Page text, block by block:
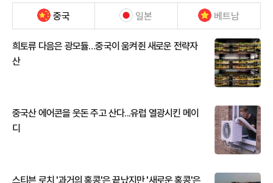
중국 일본 베트남
희토류 다음은 광모듈…중국이 움켜쥔 새로운 전략자
산
중국산 에어콘을 웃돈 주고 산다...유럽 열광시킨 메이
디
스티븐 로치 '과거의 홍콩'은 끝났지만 '새로운 홍콩'은